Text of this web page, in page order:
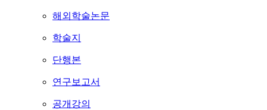
해외학술논문
학술지
단행본
연구보고서
공개강의